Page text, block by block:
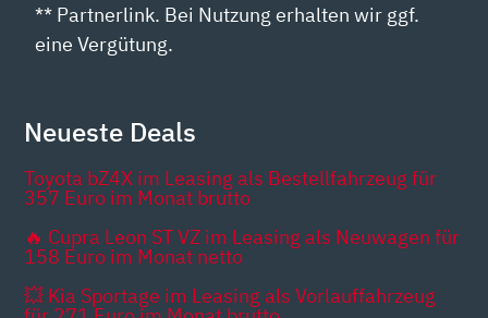
** Partnerlink. Bei Nutzung erhalten wir ggf.
eine Vergütung.
Neueste Deals
Toyota bZ4X im Leasing als Bestellfahrzeug für
357 Euro im Monat brutto
🔥 Cupra Leon ST VZ im Leasing als Neuwagen für
158 Euro im Monat netto
💥 Kia Sportage im Leasing als Vorlauffahrzeug